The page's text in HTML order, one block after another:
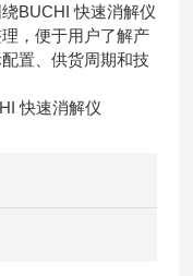
BUCHI 快速消解仪
，便于用户了解产
置、供货周期和技
快速消解仪